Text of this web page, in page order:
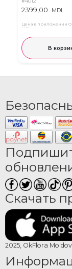
2399,00 MDL
Цена в приложении
MDL
В
Скачать
2025, OkFlora